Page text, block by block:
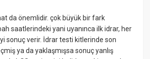
da önemlidir. çok büyük bir fark
saatlerindeki yani uyanınca ilk idrar, her
sonuç verir. İdrar testi kitlerinde son
ya da yaklaşmışsa sonuç yanlış